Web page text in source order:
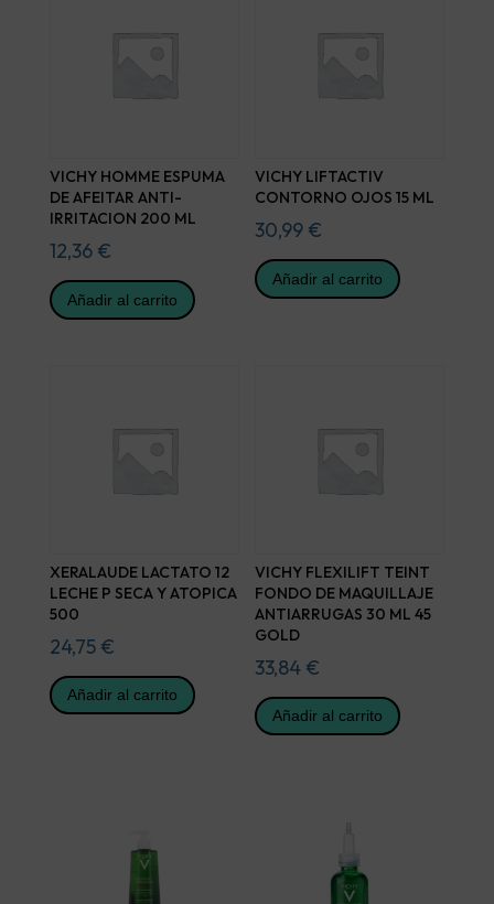
VICHY HOMME ESPUMA
DE AFEITAR ANTI-
IRRITACION 200 ML
12,36 €
Añadir al carrito
VICHY LIFTACTIV
CONTORNO OJOS 15 ML
30,99 €
Añadir al carrito
XERALAUDE LACTATO 12
LECHE P SECA Y ATOPICA
500
24,75 €
Añadir al carrito
VICHY FLEXILIFT TEINT
FONDO DE MAQUILLAJE
ANTIARRUGAS 30 ML 45
GOLD
33,84 €
Añadir al carrito